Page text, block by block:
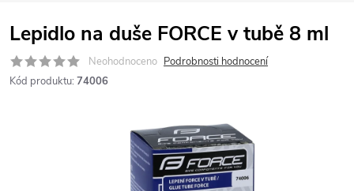
Lepidlo na duše FORCE v tubě 8 ml
Neohodnoceno Podrobnosti hodnocení
Kód produktu: 74006